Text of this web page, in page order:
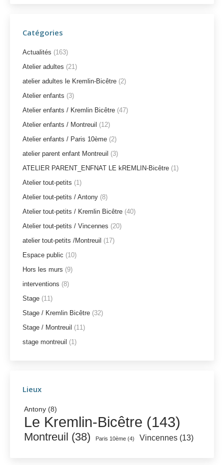
Catégories
Actualités (163)
Atelier adultes (21)
atelier adultes le Kremlin-Bicêtre (2)
Atelier enfants (3)
Atelier enfants / Kremlin Bicêtre (47)
Atelier enfants / Montreuil (12)
Atelier enfants / Paris 10ème (2)
atelier parent enfant Montreuil (3)
ATELIER PARENT_ENFNAT LE kREMLIN-Bicêtre (1)
Atelier tout-petits (1)
Atelier tout-petits / Antony (8)
Atelier tout-petits / Kremlin Bicêtre (40)
Atelier tout-petits / Vincennes (20)
atelier tout-petits /Montreuil (17)
Espace public (10)
Hors les murs (9)
interventions (8)
Stage (11)
Stage / Kremlin Bicêtre (32)
Stage / Montreuil (11)
stage montreuil (1)
Lieux
Antony (8)
Le Kremlin-Bicêtre (143)
Montreuil (38) Paris 10ème (4) Vincennes (13)